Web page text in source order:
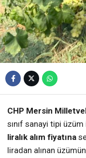
CHP Mersin
sınıf sanayi tipi
liralık alım fiyatına
liradan alınan